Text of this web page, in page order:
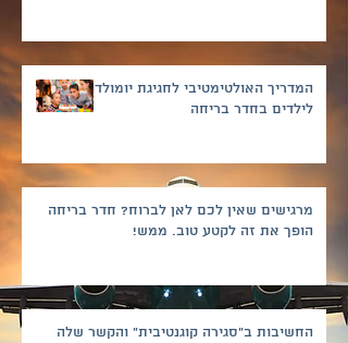
המדריך האולטימטיבי לחגיגת יומולדת
לילדים בחדר בריחה
מרגישים שאין לכם לאן לברוח? חדר בריחה
הופך את זה לקטע טוב. ממש!
החשיבות ב"סגירה קוגנטיבית" והקשר שלה